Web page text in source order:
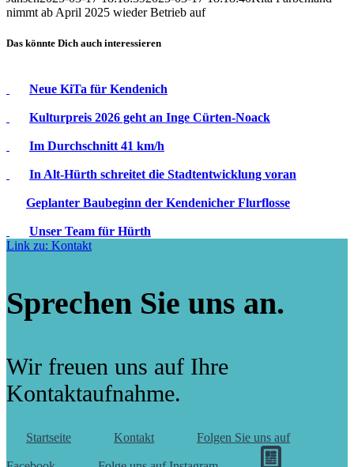
nimmt ab April 2025 wieder Betrieb auf
Das könnte Dich auch interessieren
Neue KiTa für Kendenich
Kulturpreis 2026 geht an Inge Cürten-Noack
Im Durchschnitt 41 km/h
In Alt-Hürth schreitet die Stadtentwicklung voran
Geplanter Baubeginn der Kendenicher Flurflosse
Unser Team für Hürth
Link zu: Kontakt
Sprechen Sie uns an.
Wir freuen uns auf Ihre
Kontaktaufnahme.
Startseite Kontakt Folgen Sie uns auf